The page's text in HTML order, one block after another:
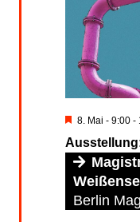
8. Mai - 9:00 -
Berlin